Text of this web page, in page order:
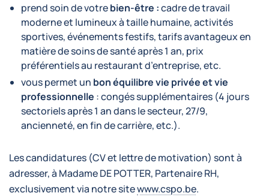
prend soin de votrebien-être :cadre de travail
moderne et lumineux à taille humaine, activités
sportives, événements festifs, tarifs avantageux en
matière de soins de santé après 1 an, prix
préférentiels au restaurant d’entreprise, etc.
vous permet un bon équilibre vie privée et vie
professionnelle : congés supplémentaires (4 jours
sectoriels après 1 an dans le secteur, 27/9,
ancienneté, en fin de carrière, etc.).
Les candidatures (CV et lettre de motivation) sont à
adresser, à Madame DE POTTER, Partenaire RH,
exclusivement via notre sitewww.cspo.be.